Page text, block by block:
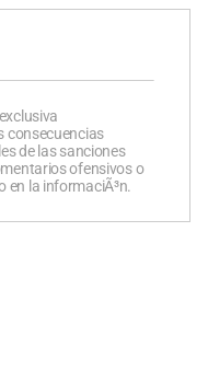
consecuencias
de las sanciones
ofensivos o
en la informaciÃ³n.